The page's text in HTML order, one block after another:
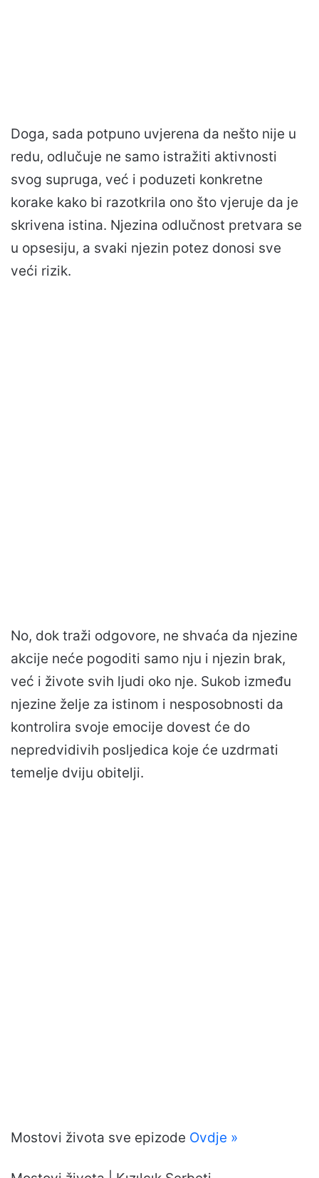
Doga, sada potpuno uvjerena da nešto nije u
redu, odlučuje ne samo istražiti aktivnosti
svog supruga, već i poduzeti konkretne
korake kako bi razotkrila ono što vjeruje da je
skrivena istina. Njezina odlučnost pretvara se
u opsesiju, a svaki njezin potez donosi sve
veći rizik.
No, dok traži odgovore, ne shvaća da njezine
akcije neće pogoditi samo nju i njezin brak,
već i živote svih ljudi oko nje. Sukob između
njezine želje za istinom i nesposobnosti da
kontrolira svoje emocije dovest će do
nepredvidivih posljedica koje će uzdrmati
temelje dviju obitelji.
Mostovi života sve epizode Ovdje »